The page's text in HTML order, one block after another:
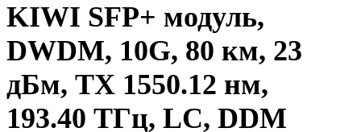
KIWI SFP+ модуль,
DWDM, 10G, 80 км, 23
дБм, TX 1550.12 нм,
193.40 ТГц, LC, DDM